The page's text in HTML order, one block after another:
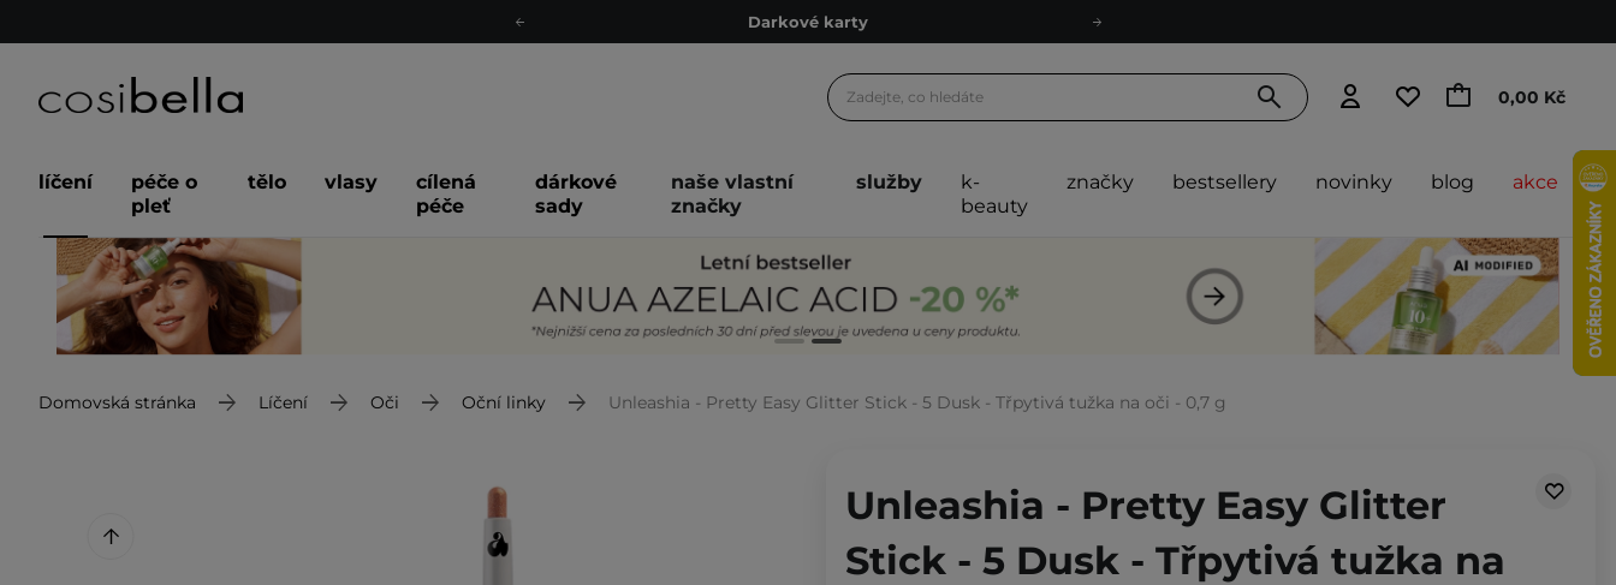
Ekologické balení
Odeslání do 24 hod.
Ekologické balení
0,00 Kč
líčení
péče o
pleť
tělo vlasy
cílená
péče
dárkové
sady
naše vlastní
značky
služby
k-
beauty
značky bestsellery novinky blog akce
Domovská stránka Líčení Oči Oční linky Unleashia - Pretty Easy Glitter Stick - 5 Dusk - Třpytivá tužka na oči - 0,7 g
Unleashia - Pretty Easy Glitter
Stick - 5 Dusk - Třpytivá tužka na